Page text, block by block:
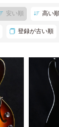
安い順 高い
登録が古い順